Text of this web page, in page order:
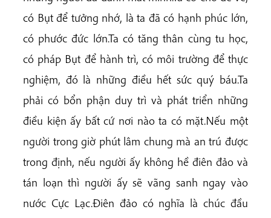
có Bụt để tưởng nhớ, là ta đã có hạnh phúc lớn,
có phước đức lớn.Ta có tăng thân cùng tu học,
có pháp Bụt để hành trì, có môi trường để thực
nghiệm, đó là những điều hết sức quý báu.Ta
phải có bổn phận duy trì và phát triển những
điều kiện ấy bất cứ nơi nào ta có mặt.Nếu một
người trong giờ phút lâm chung mà an trú được
trong định, nếu người ấy không hề điên đảo và
tán loạn thì người ấy sẽ vãng sanh ngay vào
nước Cực Lạc.Điên đảo có nghĩa là chúc đầu